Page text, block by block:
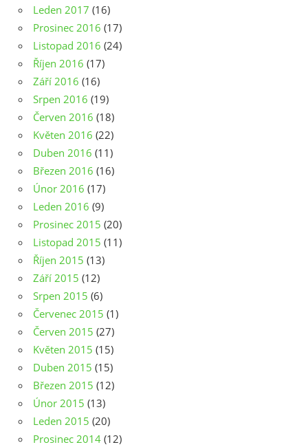
Leden 2017 (16)
Prosinec 2016 (17)
Listopad 2016 (24)
Říjen 2016 (17)
Září 2016 (16)
Srpen 2016 (19)
Červen 2016 (18)
Květen 2016 (22)
Duben 2016 (11)
Březen 2016 (16)
Únor 2016 (17)
Leden 2016 (9)
Prosinec 2015 (20)
Listopad 2015 (11)
Říjen 2015 (13)
Září 2015 (12)
Srpen 2015 (6)
Červenec 2015 (1)
Červen 2015 (27)
Květen 2015 (15)
Duben 2015 (15)
Březen 2015 (12)
Únor 2015 (13)
Leden 2015 (20)
Prosinec 2014 (12)